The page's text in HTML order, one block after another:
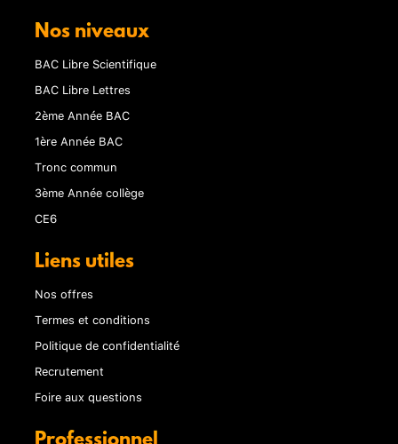
Nos niveaux
BAC Libre Scientifique
BAC Libre Lettres
2ème Année BAC
1ère Année BAC
Tronc commun
3ème Année collège
CE6
Liens utiles
Nos offres
Termes et conditions
Politique de confidentialité
Recrutement
Foire aux questions